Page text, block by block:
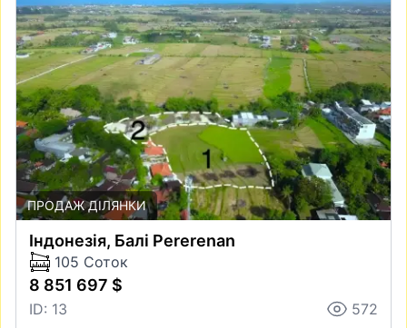
ПРОДАЖ ДІЛЯНКИ
Iндонезiя, Балі Pererenan
105 Соток
8 851 697 $
ID: 13
572